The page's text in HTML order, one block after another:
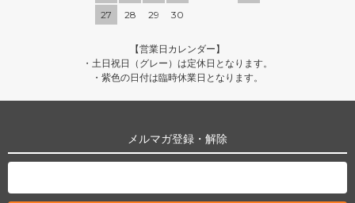
27
28 29 30
【営業日カレンダー】
・土日祝日（グレー）は定休日となります。
・紫色の日付は臨時休業日となります。
メルマガ登録・解除